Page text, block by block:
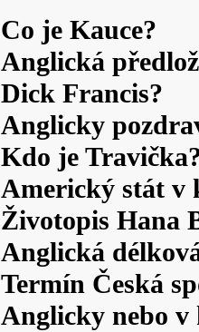
Co je Kauce?
Anglická
Dick Francis?
Anglicky
Kdo je
Americký stát v
Životopis Hana
Anglická
Termín Česká
Anglicky nebo v